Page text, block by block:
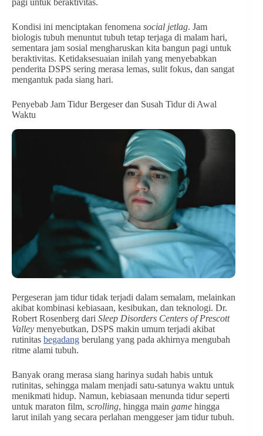
pagi untuk beraktivitas.
Kondisi ini menciptakan fenomena social jetlag. Jam
biologis tubuh menuntut tubuh tetap terjaga di malam hari,
sementara jam sosial mengharuskan kita bangun pagi untuk
beraktivitas. Ketidaksesuaian inilah yang menyebabkan
penderita DSPS sering merasa lemas, sulit fokus, dan sangat
mengantuk pada siang hari.
Penyebab Jam Tidur Bergeser dan Susah Tidur di Awal
Waktu
Pergeseran jam tidur tidak terjadi dalam semalam, melainkan
akibat kombinasi kebiasaan, kesibukan, dan teknologi. Dr.
Robert Rosenberg dari Sleep Disorders Centers of Prescott
Valley menyebutkan, DSPS makin umum terjadi akibat
rutinitas begadang berulang yang pada akhirnya mengubah
ritme alami tubuh.
Banyak orang merasa siang harinya sudah habis untuk
rutinitas, sehingga malam menjadi satu-satunya waktu untuk
menikmati hidup. Namun, kebiasaan menunda tidur seperti
untuk maraton film, scrolling, hingga main game hingga
larut inilah yang secara perlahan menggeser jam tidur tubuh.